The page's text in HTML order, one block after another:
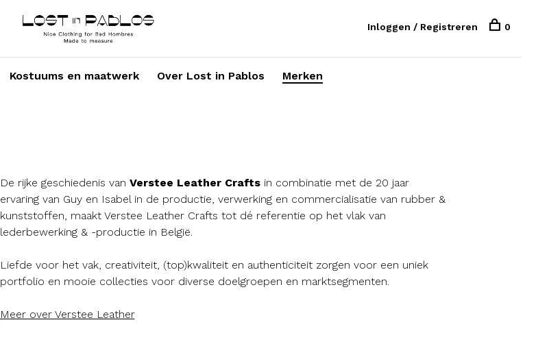
Kostuums en maatwerk Over Lost in Pablos Merken
Inloggen / Registreren 0
De rijke geschiedenis van Verstee Leather Craftsin combinatie met de 20 jaar
ervaring van Guy en Isabel in de productie, verwerking en commercialisatie van rubber &
kunststoffen, maakt Verstee Leather Crafts tot dé referentie op het vlak van
lederbewerking & -productie in België.
Liefde voor het vak, creativiteit, (top)kwaliteit en authenticiteit zorgen voor een uniek
portfolio en mooie collecties voor diverse doelgroepen en marktsegmenten.
Meer over Verstee Leather